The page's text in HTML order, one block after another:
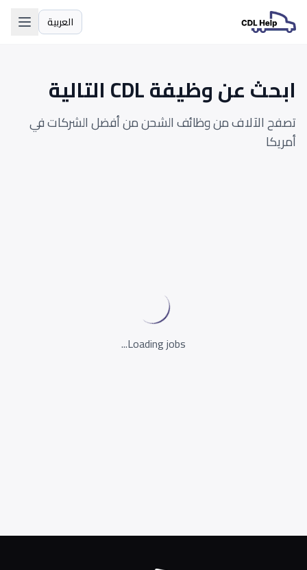
العربية
اللغة
ابحث عن وظيفة CDL التالية
تصفح الآلاف من وظائف الشحن من أفضل الشركات في
أمريكا
Loading jobs...